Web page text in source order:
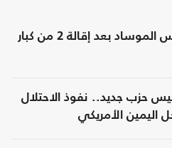
هجوم حاد على رئيس الموساد بعد إقالة 2 من كبار
حزب جديد.. نفوذ الاحتلال
اليمين الأمريكي